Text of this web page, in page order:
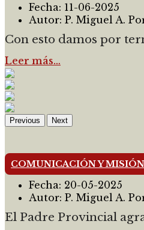
Fecha: 11-06-2025
Autor: P. Miguel A.
Con esto damos por
Leer más…
Previous Next
COMUNICACIÓN Y MISIÓN
Fecha: 20-05-2025
Autor: P. Miguel A.
El Padre Provincial